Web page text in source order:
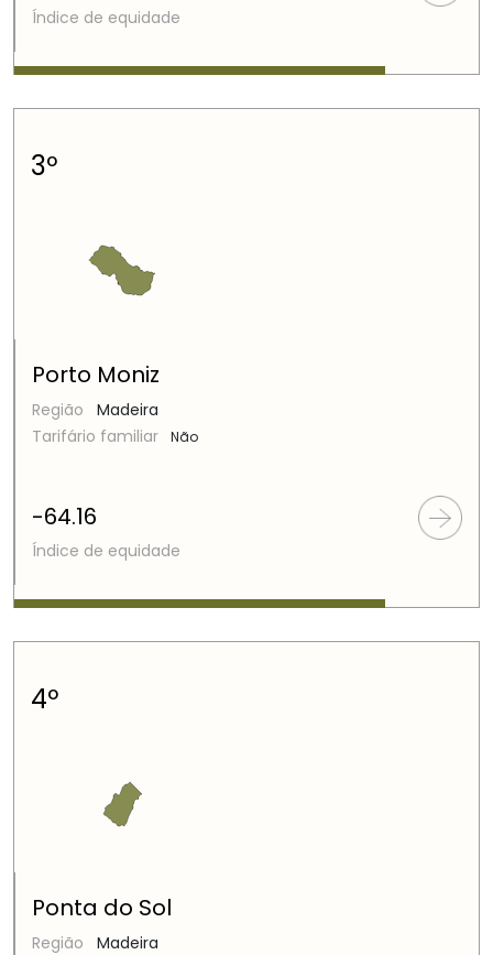
Índice de equidade
3º
Porto Moniz
Região
Madeira
Tarifário familiar
Não
-64.16
Índice de equidade
4º
Ponta do Sol
Região Madeira